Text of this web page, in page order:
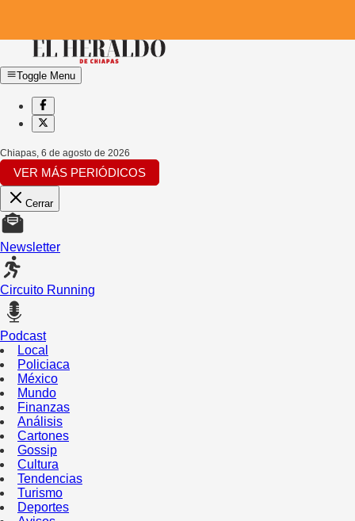
Toggle Menu
Chiapas, 6 de agosto de 2026
VER MÁS PERIÓDICOS
Cerrar
Newsletter
Circuito Running
Podcast
Local
Policiaca
México
Mundo
Finanzas
Análisis
Cartones
Gossip
Cultura
Tendencias
Turismo
Deportes